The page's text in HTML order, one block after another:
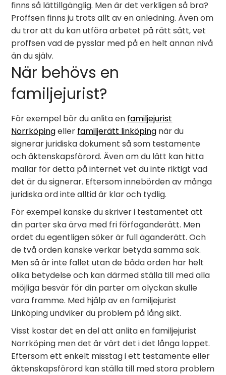
finns så lättillgänglig. Men är det verkligen så bra?
Proffsen finns ju trots allt av en anledning. Även om
du tror att du kan utföra arbetet på rätt sätt, vet
proffsen vad de pysslar med på en helt annan nivå
än du själv.
När behövs en
familjejurist?
För exempel bör du anlita en familjejurist
Norrköpingeller familjerätt linköping när du
signerar juridiska dokument så som testamente
och äktenskapsförord. Även om du lätt kan hitta
mallar för detta på internet vet du inte riktigt vad
det är du signerar. Eftersom innebörden av många
juridiska ord inte alltid är klar och tydlig.
För exempel kanske du skriver i testamentet att
din parter ska ärva med fri förfoganderätt. Men
ordet du egentligen söker är full äganderätt. Och
de två orden kanske verkar betyda samma sak.
Men så är inte fallet utan de båda orden har helt
olika betydelse och kan därmed ställa till med alla
möjliga besvär för din parter om olyckan skulle
vara framme. Med hjälp av en familjejurist
Linköping undviker du problem på lång sikt.
Visst kostar det en del att anlita en familjejurist
Norrköping men det är värt det i det långa loppet.
Eftersom ett enkelt misstag i ett testamente eller
äktenskapsförord kan ställa till med stora problem